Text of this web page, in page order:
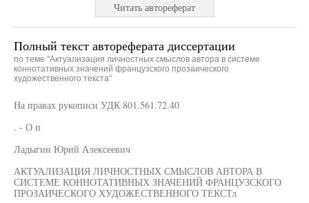
Читать автореферат
Полный текст автореферата диссертации
по теме "Актуализация личностных смыслов автора в системе
коннотативных значений французского прозаического
художественного текста"
На правах рукописи УДК 801.561.72.40
. - О п
Ладыгин Юрий Алексеевич
АКТУАЛИЗАЦИЯ ЛИЧНОСТНЫХ СМЫСЛОВ АВТОРА В
СИСТЕМЕ КОННОТАТИВНЫХ ЗНАЧЕНИЙ ФРАНЦУЗСКОГО
ПРОЗАИЧЕСКОГО ХУДОЖЕСТВЕННОГО ТЕКСТл